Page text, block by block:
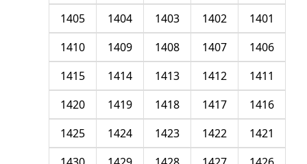
1401
1402
1403
1404
1405
1406
1407
1408
1409
1410
1411
1412
1413
1414
1415
1416
1417
1418
1419
1420
1421
1422
1423
1424
1425